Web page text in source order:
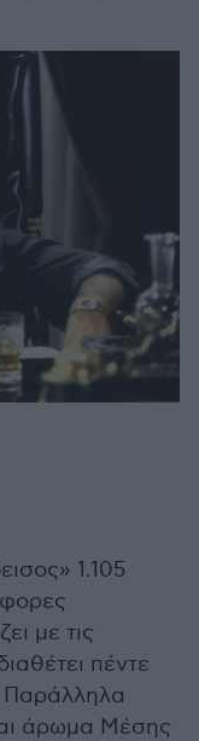
1.105
με τις
πέντε
Παράλληλα
άρωμα Μέσης